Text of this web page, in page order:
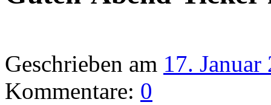
Geschrieben am 17. Januar
Kommentare: 0